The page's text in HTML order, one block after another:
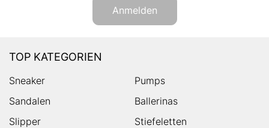
Anmelden
TOP KATEGORIEN
Sneaker
Pumps
Sandalen
Ballerinas
Slipper
Stiefeletten